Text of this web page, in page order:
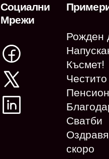
Социални
Мрежи
Рожден
Късмет!
Честито
Сватби
скоро